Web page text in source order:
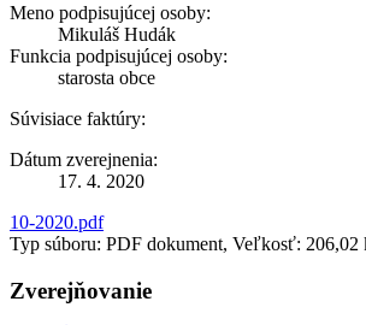
Meno podpisujúcej osoby:
Mikuláš Hudák
Funkcia podpisujúcej osoby:
starosta obce
Súvisiace faktúry:
Dátum zverejnenia:
17. 4. 2020
10-2020.pdf
Typ súboru: PDF dokument, Veľkosť: 206,02
Zverejňovanie